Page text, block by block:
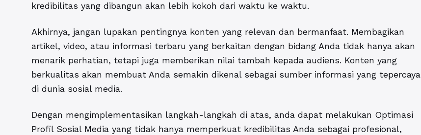
kredibilitas yang dibangun akan lebih kokoh dari waktu ke waktu.
Akhirnya, jangan lupakan pentingnya konten yang relevan dan bermanfaat. Membagikan
artikel, video, atau informasi terbaru yang berkaitan dengan bidang Anda tidak hanya akan
menarik perhatian, tetapi juga memberikan nilai tambah kepada audiens. Konten yang
berkualitas akan membuat Anda semakin dikenal sebagai sumber informasi yang tepercaya
di dunia sosial media.
Dengan mengimplementasikan langkah-langkah di atas, anda dapat melakukan Optimasi
Profil Sosial Media yang tidak hanya memperkuat kredibilitas Anda sebagai profesional,